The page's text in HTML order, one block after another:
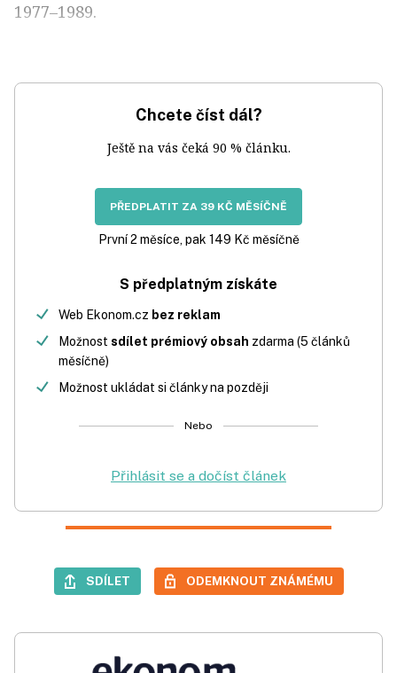
1977–1989.
Chcete číst dál?
Ještě na vás čeká 90 % článku.
PŘEDPLATIT ZA 39 KČ MĚSÍČNĚ
První 2 měsíce, pak 149 Kč měsíčně
S předplatným získáte
Web Ekonom.cz bez reklam
Možnost sdílet prémiový obsah zdarma (5 článků
měsíčně)
Možnost ukládat si články na později
Nebo
Přihlásit se a dočíst článek
SDÍLET ODEMKNOUT ZNÁMÉMU